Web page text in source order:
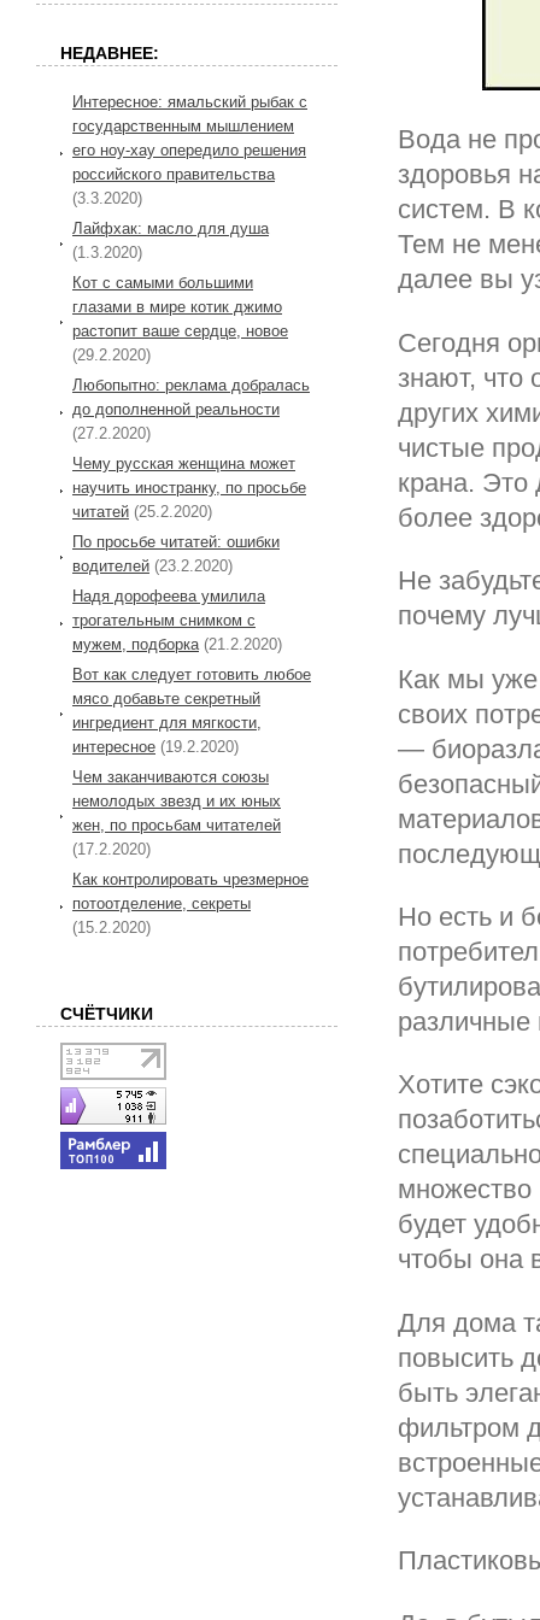
Вода не
здоровья
систем. В
Тем не
далее вы
Сегодня
знают, что
других
чистые
крана. Это
более
Не
почему
Как мы
своих
—
Но есть и
Хотите
множество
будет
чтобы она
Для дома
повысить
быть
фильтром
НЕДАВНЕЕ:
Интересное: ямальский рыбак с
государственным мышлением
его ноу-хау опередило решения
российского правительства
(3.3.2020)
Лайфхак: масло для душа
(1.3.2020)
Кот с самыми большими
глазами в мире котик джимо
растопит ваше сердце, новое
(29.2.2020)
Любопытно: реклама добралась
до дополненной реальности
(27.2.2020)
Чему русская женщина может
научить иностранку, по просьбе
читатей (25.2.2020)
По просьбе читатей: ошибки
водителей (23.2.2020)
Надя дорофеева умилила
трогательным снимком с
мужем, подборка (21.2.2020)
Вот как следует готовить любое
мясо добавьте секретный
ингредиент для мягкости,
интересное (19.2.2020)
Чем заканчиваются союзы
немолодых звезд и их юных
жен, по просьбам читателей
(17.2.2020)
Как контролировать чрезмерное
потоотделение, секреты
(15.2.2020)
СЧЁТЧИКИ